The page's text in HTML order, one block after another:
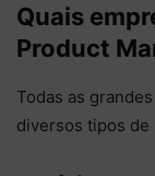
Quais
Product
Todas as
diversos tipos de